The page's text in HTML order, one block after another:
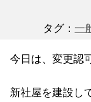
タグ： 一
今日は、変更認
新社屋を建設し